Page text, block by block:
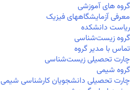
گروه های آموزشی
معرفی آزمایشگاههای فیزیک
ریاست دانشکده
گروه زیست‌شناسی
تماس با مدیر گروه
چارت تحصیلی زیست‌شناسی
گروه شیمی
چارت تحصیلی دانشجویان کارشناسی شیمی